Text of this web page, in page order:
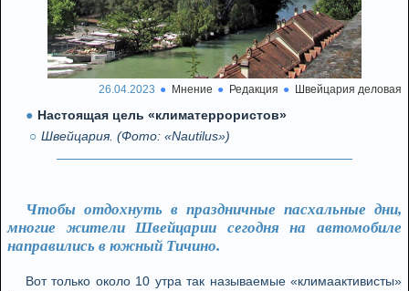
26.04.2023 Мнение Редакция Швейцария деловая
Настоящая цель «климатеррористов»
Швейцария. (Фото: «Nautilus»)
Чтобы отдохнуть в праздничные пасхальные дни,
многие жители Швейцарии сегодня на автомобиле
направились в южный Тичино.
Вот только около 10 утра так называемые «климаактивисты»